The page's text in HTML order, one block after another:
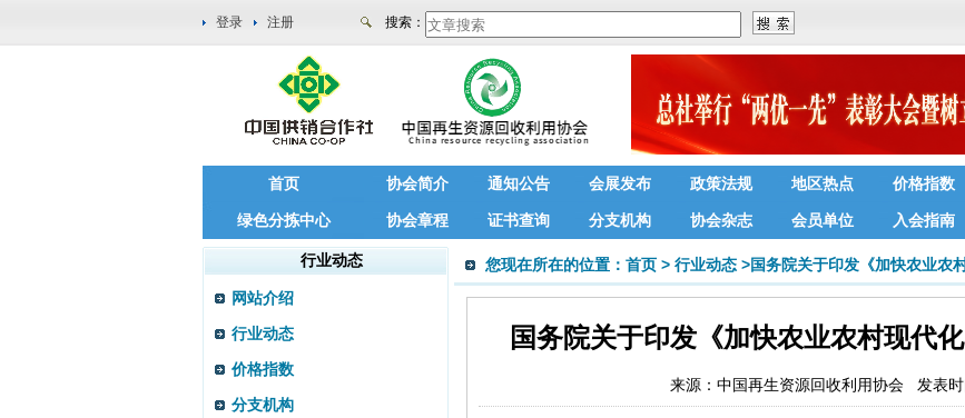
登录 注册 搜索：
首页 协会简介 通知公告 会展发布 政策法规 地区热点 价格指数
绿色分拣中心 协会章程 证书查询 分支机构 协会杂志 会员单位 入会指南
行业动态
网站介绍
行业动态
价格指数
分支机构
您现在所在的位置： 首页 > 行业动态 >国务院关于印发《加快农业农
国务院关于印发《加快农业农村现代
来源： 中国再生资源回收利用协会 发表时